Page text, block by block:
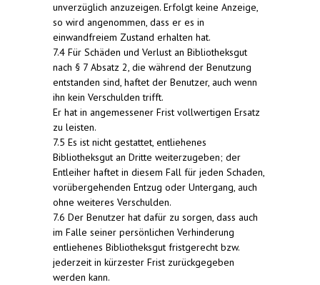
unverzüglich anzuzeigen. Erfolgt keine Anzeige,
so wird angenommen, dass er es in
einwandfreiem Zustand erhalten hat.
7.4 Für Schäden und Verlust an Bibliotheksgut
nach § 7 Absatz 2, die während der Benutzung
entstanden sind, haftet der Benutzer, auch wenn
ihn kein Verschulden trifft.
Er hat in angemessener Frist vollwertigen Ersatz
zu leisten.
7.5 Es ist nicht gestattet, entliehenes
Bibliotheksgut an Dritte weiterzugeben; der
Entleiher haftet in diesem Fall für jeden Schaden,
vorübergehenden Entzug oder Untergang, auch
ohne weiteres Verschulden.
7.6 Der Benutzer hat dafür zu sorgen, dass auch
im Falle seiner persönlichen Verhinderung
entliehenes Bibliotheksgut fristgerecht bzw.
jederzeit in kürzester Frist zurückgegeben
werden kann.